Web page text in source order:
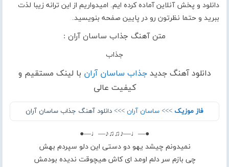
دانلود و پخش آنلاین آماده کرده ایم. امیدواریم از این ترانه زیبا لذت
ببرید و حتما نظرتون رو در پایین صفحه بنویسید.
متن آهنگ جذاب ساسان آران :
جذاب
دانلود آهنگ جدیدجذاب ساسان آران با لینک مستقیم و
کیفیت عالی
فاز موزیک >>> ساسان آران >>> دانلود آهنگ جذاب ساسان آران
●—♩—♪♫♫♪—♩—●
نمیدونم چیشد یهو دو دستی این دلو سپردم بهش
چی بازم سر دلم اومد ای کاش هیچوقت ندیده بودمش